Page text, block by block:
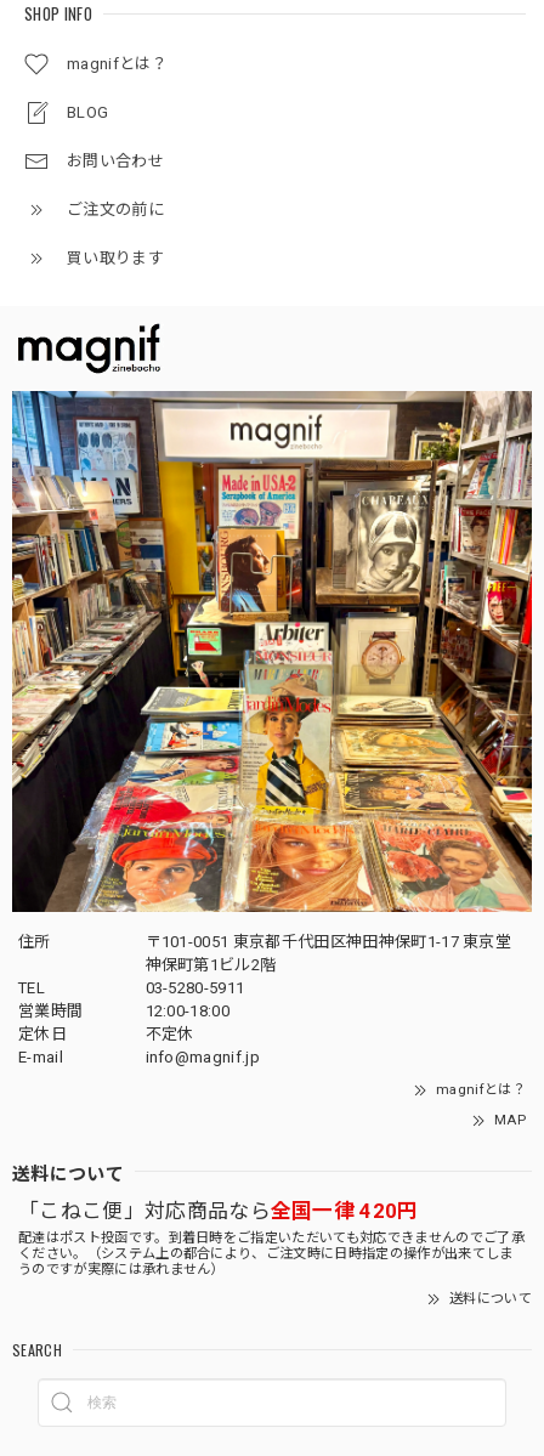
SHOP INFO
magnifとは？
BLOG
お問い合わせ
ご注文の前に
買い取ります
住所
〒101-0051 東京都千代田区神田神保町1-17 東京堂
神保町第1ビル2階
TEL
03-5280-5911
営業時間
12:00-18:00
定休日
不定休
E-mail
info@magnif.jp
magnifとは？
MAP
送料について
「こねこ便」対応商品なら全国一律 420円
配達はポスト投函です。到着日時をご指定いただいても対応できませんのでご了承
ください。（システム上の都合により、ご注文時に日時指定の操作が出来てしま
うのですが実際には承れません）
送料について
SEARCH